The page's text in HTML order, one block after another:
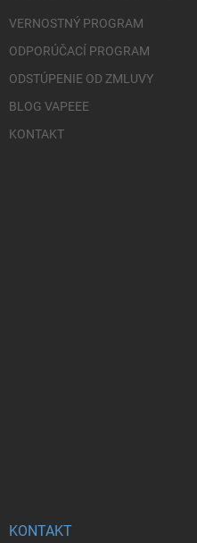
VERNOSTNÝ PROGRAM
ODPORÚČACÍ PROGRAM
ODSTÚPENIE OD ZMLUVY
BLOG VAPEEE
KONTAKT
KONTAKT